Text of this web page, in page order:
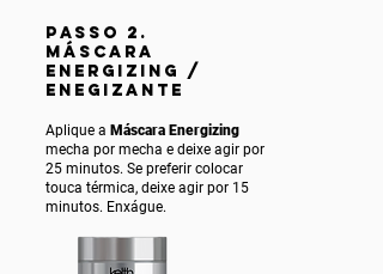
PASSO 2.
MÁSCARA
ENERGIZING /
ENEGIZANTE
Aplique a Máscara Energizing
mecha por mecha e deixe agir por
25 minutos. Se preferir colocar
touca térmica, deixe agir por 15
minutos. Enxágue.